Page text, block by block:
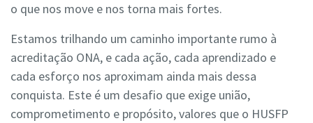
o que nos move e nos torna mais fortes.
Estamos trilhando um caminho importante rumo à
acreditação ONA, e cada ação, cada aprendizado e
cada esforço nos aproximam ainda mais dessa
conquista. Este é um desafio que exige união,
comprometimento e propósito, valores que o HUSFP